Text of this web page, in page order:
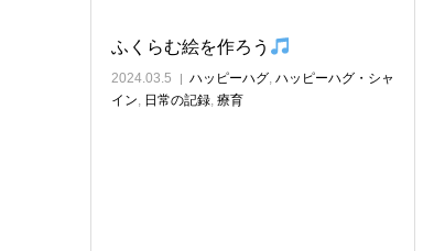
ふくらむ絵を作ろう
2024.03.5 ハッピーハグ, ハッピーハグ・シャ
イン, 日常の記録, 療育